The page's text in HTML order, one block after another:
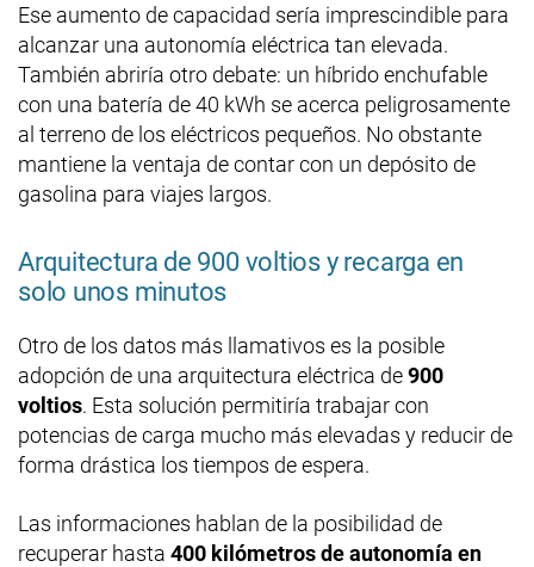
Ese aumento de capacidad sería imprescindible para
alcanzar una autonomía eléctrica tan elevada.
También abriría otro debate: un híbrido enchufable
con una batería de 40 kWh se acerca peligrosamente
al terreno de los eléctricos pequeños. No obstante
mantiene la ventaja de contar con un depósito de
gasolina para viajes largos.
Arquitectura de 900 voltios y recarga en
solo unos minutos
Otro de los datos más llamativos es la posible
adopción de una arquitectura eléctrica de900
voltios. Esta solución permitiría trabajar con
potencias de carga mucho más elevadas y reducir de
forma drástica los tiempos de espera.
Las informaciones hablan de la posibilidad de
recuperar hasta 400 kilómetros de autonomía en